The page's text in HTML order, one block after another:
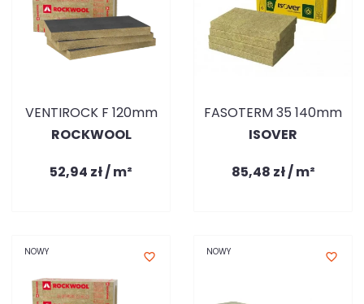
VENTIROCK F 120mm
ROCKWOOL
52,94 zł / m²
FASOTERM 35 140mm
ISOVER
85,48 zł / m²
NOWY favorite_border NOWY favorite_border